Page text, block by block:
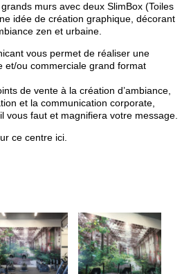
murs avec deux SlimBox (Toiles
idée de création graphique, décorant
zen et urbaine.
vous permet de réaliser une
et/ou commerciale grand format
de vente à la création d’ambiance,
et la communication corporate,
vous faut et magnifiera votre message.
ce centre ici.